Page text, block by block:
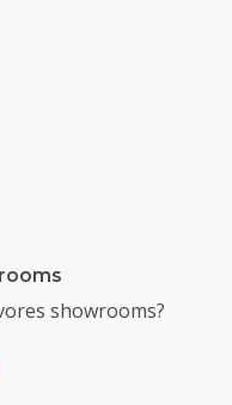
showrooms?